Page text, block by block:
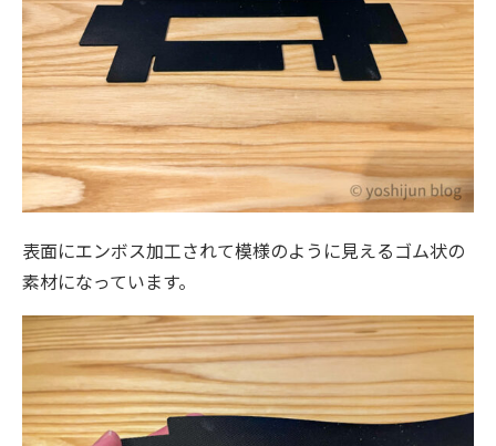
表面にエンボス加工されて模様のように見えるゴム状の
素材になっています。